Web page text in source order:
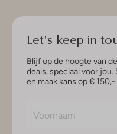
Let's keep in
Blijf op de hoogte van
deals, speciaal voor
en maak kans op €